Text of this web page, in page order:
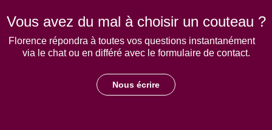
Vous avez du mal à choisir un couteau ?
Florence répondra à toutes vos questions instantanément
via le chat ou en différé avec le formulaire de contact.
Nous écrire